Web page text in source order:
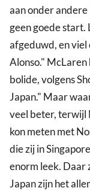
aan onder
geen goede start.
afgeduwd, en viel
Alonso." McLaren
bolide, volgens
Japan." Maar
veel beter, terwijl
kon meten met
die zij in
enorm leek. Daar
Japan zijn het